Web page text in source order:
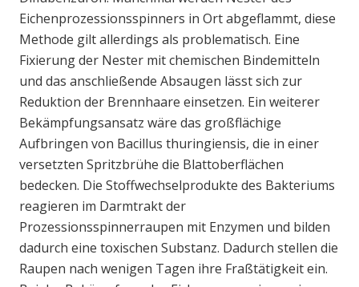
Eichenprozessionsspinners in Ort abgeflammt, diese
Methode gilt allerdings als problematisch. Eine
Fixierung der Nester mit chemischen Bindemitteln
und das anschließende Absaugen lässt sich zur
Reduktion der Brennhaare einsetzen. Ein weiterer
Bekämpfungsansatz wäre das großflächige
Aufbringen von Bacillus thuringiensis, die in einer
versetzten Spritzbrühe die Blattoberflächen
bedecken. Die Stoffwechselprodukte des Bakteriums
reagieren im Darmtrakt der
Prozessionsspinnerraupen mit Enzymen und bilden
dadurch eine toxischen Substanz. Dadurch stellen die
Raupen nach wenigen Tagen ihre Fraßtätigkeit ein.